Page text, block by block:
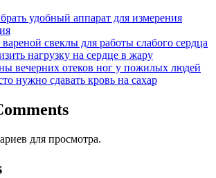
удобный аппарат для измерения
свеклы для работы слабого сердца
нагрузку на сердце в жару
вечерних отеков ног у пожилых людей
нужно сдавать кровь на сахар
для просмотра.